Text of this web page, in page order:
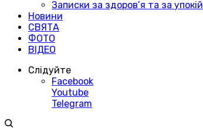
Записки за здоров’я та за упокій
Новини
СВЯТА
ФОТО
ВІДЕО
Слідуйте
Facebook
Youtube
Telegram